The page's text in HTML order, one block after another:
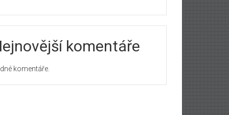
komentáře
komentáře.